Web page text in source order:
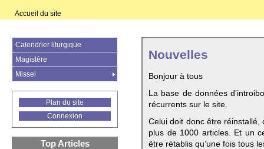
Accueil du site
Nouvelles
Bonjour à tous
La base de données
récurrents sur le site.
Celui doit donc être
plus de 1000 articles. Et un
être rétablis qu’une fois tous
Calendrier liturgique
Magistère
Missel
Plan du site
Connexion
Top Articles